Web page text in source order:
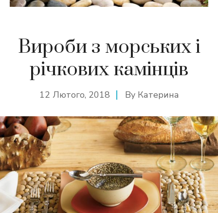
Вироби з морських і
річкових камінців
12 Лютого, 2018 By Катерина